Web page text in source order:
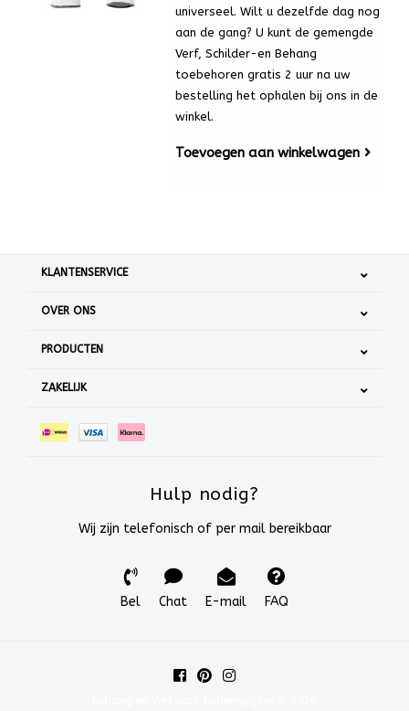
universeel. Wilt u dezelfde dag nog
aan de gang? U kunt de gemengde
Verf, Schilder-en Behang
toebehoren gratis 2 uur na uw
bestelling het ophalen bij ons in de
winkel.
Toevoegen aan winkelwagen
KLANTENSERVICE
OVER ONS
PRODUCTEN
ZAKELIJK
Hulp nodig?
Wij zijn telefonisch of per mail bereikbaar
Bel Chat E-mail FAQ